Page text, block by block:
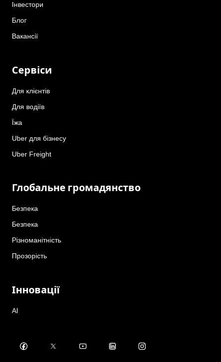
Інвестори
Блог
Вакансії
Сервіси
Для клієнтів
Для водіїв
Їжа
Uber для бізнесу
Uber Freight
Глобальне громадянство
Безпека
Безпека
Різноманітність
Прозорість
Інновації
AI